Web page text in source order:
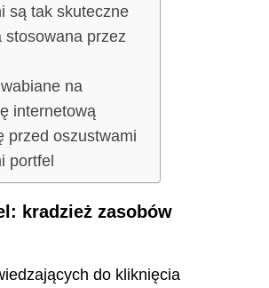
są tak skuteczne
stosowana przez
na
internetową
przed oszustwami
portfel
kradzież zasobów
do kliknięcia